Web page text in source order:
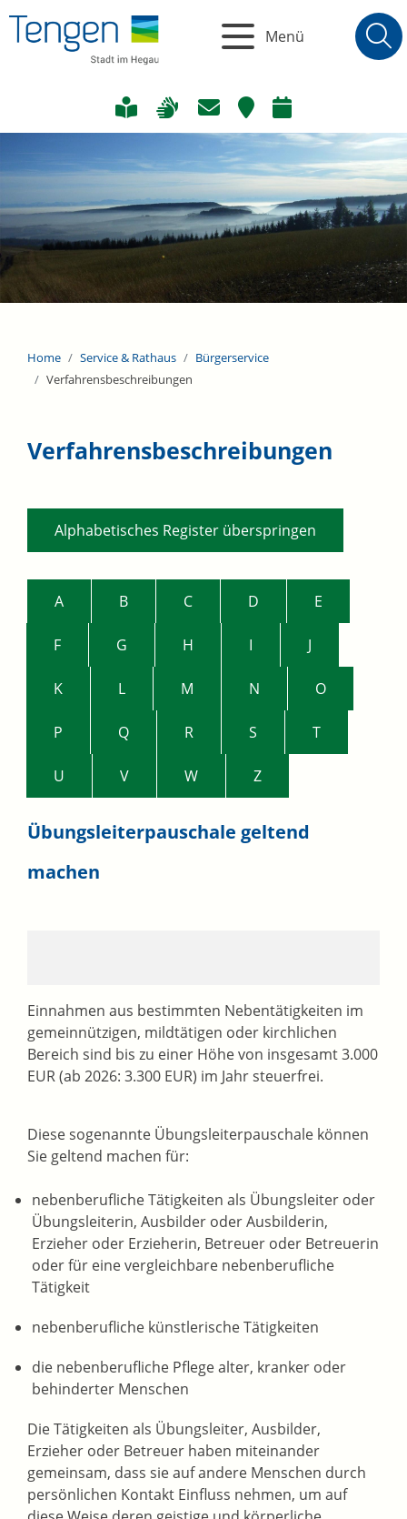
Menü
Home Service & Rathaus
Bürgerservice
Verfahrensbeschreibungen
Verfahrensbeschreibungen
Alphabetisches Register überspringen
A B C D E
F G H I J
K L M N O
P Q R S T
U V W Z
Übungsleiterpauschale geltend
machen
Einnahmen aus bestimmten Nebentätigkeiten im
gemeinnützigen, mildtätigen oder kirchlichen
Bereich sind bis zu einer Höhe von insgesamt 3.000
EUR (ab 2026: 3.300 EUR) im Jahr steuerfrei.
Diese sogenannte Übungsleiterpauschale können
Sie geltend machen für:
nebenberufliche Tätigkeiten als Übungsleiter oder
Übungsleiterin, Ausbilder oder Ausbilderin,
Erzieher oder Erzieherin, Betreuer oder Betreuerin
oder für eine vergleichbare nebenberufliche
Tätigkeit
nebenberufliche künstlerische Tätigkeiten
die nebenberufliche Pflege alter, kranker oder
behinderter Menschen
Die Tätigkeiten als Übungsleiter, Ausbilder,
Erzieher oder Betreuer haben miteinander
gemeinsam, dass sie auf andere Menschen durch
persönlichen Kontakt Einfluss nehmen, um auf